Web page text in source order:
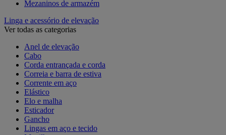
Mezaninos de armazém
Linga e acessório de elevação
Ver todas as categorias
Anel de elevação
Cabo
Corda entrançada e corda
Correia e barra de estiva
Corrente em aço
Elástico
Elo e malha
Esticador
Gancho
Lingas em aço e tecido